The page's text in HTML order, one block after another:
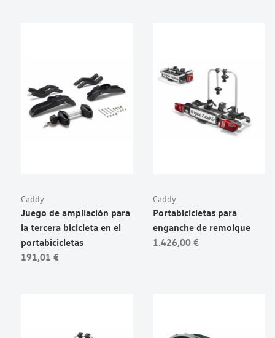
Caddy
Juego de ampliación para
la tercera bicicleta en el
portabicicletas
191,01 €
Caddy
Portabicicletas para
enganche de remolque
1.426,00 €